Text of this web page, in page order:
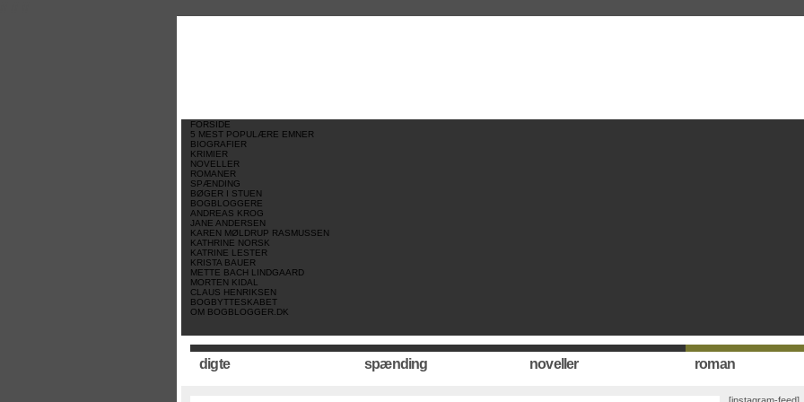
FORSIDE
5 MEST POPULÆRE EMNER
BIOGRAFIER
KRIMIER
NOVELLER
ROMANER
SPÆNDING
BØGER I STUEN
BOGBLOGGERE
ANDREAS KROG
JANE ANDERSEN
KAREN MØLDRUP RASMUSSEN
KATHRINE NORSK
KATRINE LESTER
KRISTA BAUER
METTE BACH LINDGAARD
MORTEN KIDAL
CLAUS HENRIKSEN
BOGBYTTESKABET
OM BOGBLOGGER.DK
digte spænding noveller roman